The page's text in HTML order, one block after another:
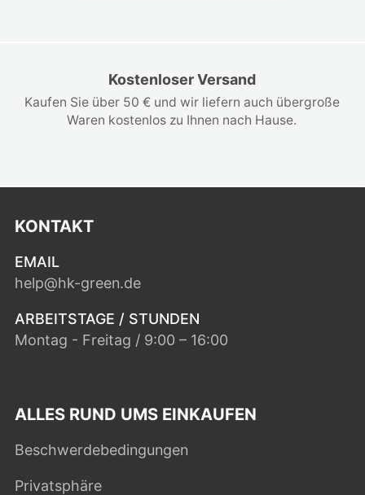
Kostenloser Versand
Kaufen Sie über 50 € und wir liefern auch übergroße
Waren kostenlos zu Ihnen nach Hause.
KONTAKT
EMAIL
help@hk-green.de
ARBEITSTAGE / STUNDEN
Montag - Freitag / 9:00 – 16:00
ALLES RUND UMS EINKAUFEN
Beschwerdebedingungen
Privatsphäre